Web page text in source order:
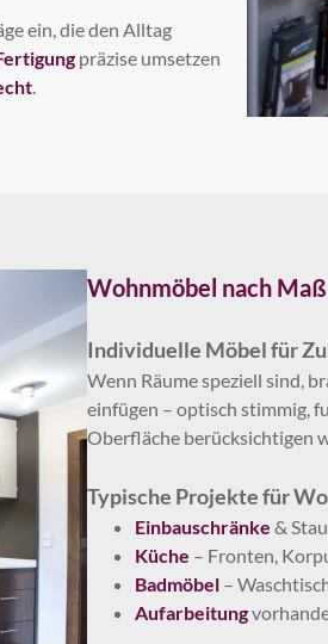
ein, die den Alltag
präzise umsetzen
.
Wohnmöbel nach Maß
Individuelle Möbel für
Wenn Räume speziell sind,
einfügen – optisch stimmig,
Oberfläche berücksichtigen
Typische Projekte für
Einbauschränke &
Küche – Fronten,
Badmöbel–
Aufarbeitung